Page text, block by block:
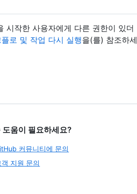
작한 사용자에게 다른 권한이 있더
로 및 작업 다시 실행을(를) 참조하세
도움이 필요하세요?
커뮤니티에 문의
객 지원 문의